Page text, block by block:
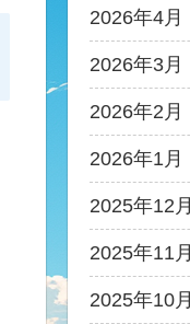
2026年4月
2026年3月
2026年2月
2026年1月
2025年12月
2025年11月
2025年10月